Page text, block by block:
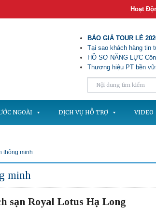
Hoạt
BÁO GIÁ TOUR LẺ
Tại sao khách hàng tin
HỒ SƠ NĂNG LỰC
Thương hiệu PT bền
NGOÀI DỊCH VỤ HỖ TRỢ VIDEO
thông minh
minh
sạn Royal Lotus Hạ Long